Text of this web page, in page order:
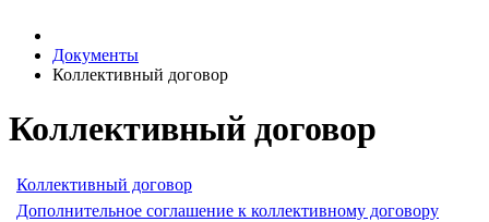
Документы
Коллективный договор
Коллективный договор
Коллективный договор
Дополнительное соглашение к коллективному договору